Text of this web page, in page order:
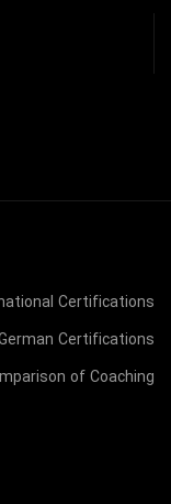
Certifications
Certifications
of Coaching